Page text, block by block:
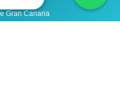
Gran Canaria